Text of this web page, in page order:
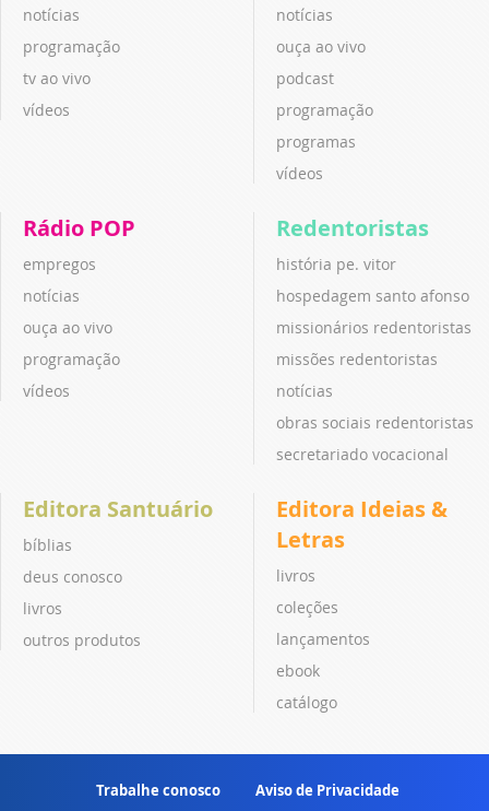
notícias
programação
tv ao vivo
vídeos
notícias
ouça ao vivo
podcast
programação
programas
vídeos
Rádio POP
empregos
notícias
ouça ao vivo
programação
vídeos
Redentoristas
história pe. vitor
hospedagem santo afonso
missionários redentoristas
missões redentoristas
notícias
obras sociais redentoristas
secretariado vocacional
Editora Santuário
bíblias
deus conosco
livros
outros produtos
Editora Ideias &
Letras
livros
coleções
lançamentos
ebook
catálogo
Trabalhe conosco Aviso de Privacidade